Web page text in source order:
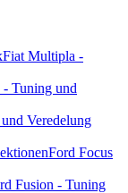
Fiat Multipla -
- Tuning und
Veredelung
Ford Focus
Fusion - Tuning